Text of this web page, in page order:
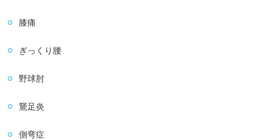
膝痛
ぎっくり腰
野球肘
鵞足炎
側弯症